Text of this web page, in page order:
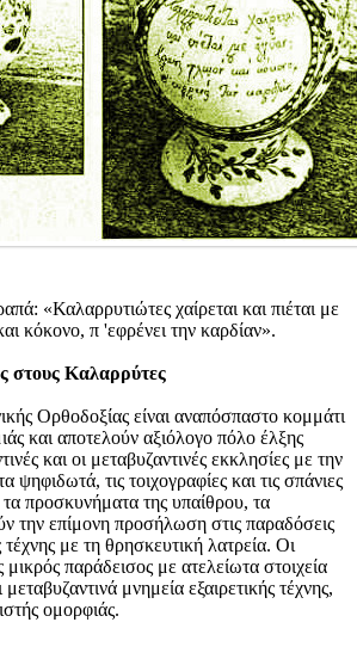
«Καλαρρυτιώτες χαίρεται και πιέται με
κόκονο, π 'εφρένει την καρδίαν».
στους Καλαρρύτες
Ορθοδοξίας είναι αναπόσπαστο κομμάτι
και αποτελούν αξιόλογο πόλο έλξης
και οι μεταβυζαντινές εκκλησίες με την
ψηφιδωτά, τις τοιχογραφίες και τις σπάνιες
προσκυνήματα της υπαίθρου, τα
την επίμονη προσήλωση στις παραδόσεις
με τη θρησκευτική λατρεία. Οι
μικρός παράδεισος με ατελείωτα στοιχεία
μεταβυζαντινά μνημεία εξαιρετικής τέχνης,
ομορφιάς.